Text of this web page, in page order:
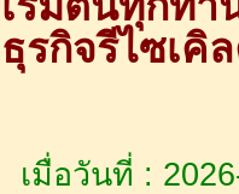
ธุรกิจรีไซเคิ
เมื่อวันที่ :